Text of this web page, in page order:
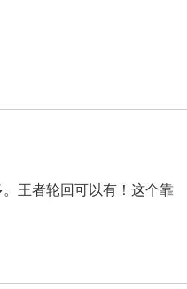
王者轮回可以有！这个靠